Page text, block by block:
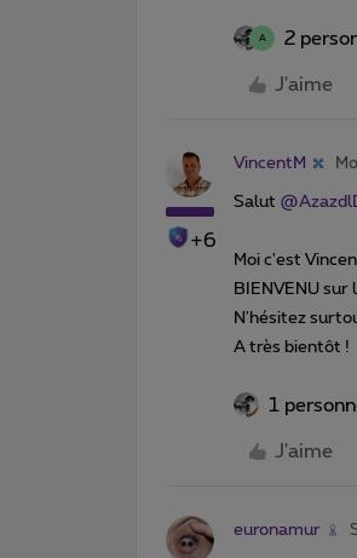
A 2
J'aime
+6
VincentM
Salut
Moi c'est
BIENVENU sur
N'hésitez
A très bientôt !
1
J'aime
euronamur